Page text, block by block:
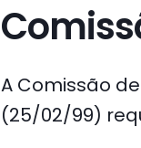
A Comissão
(25/02/99)